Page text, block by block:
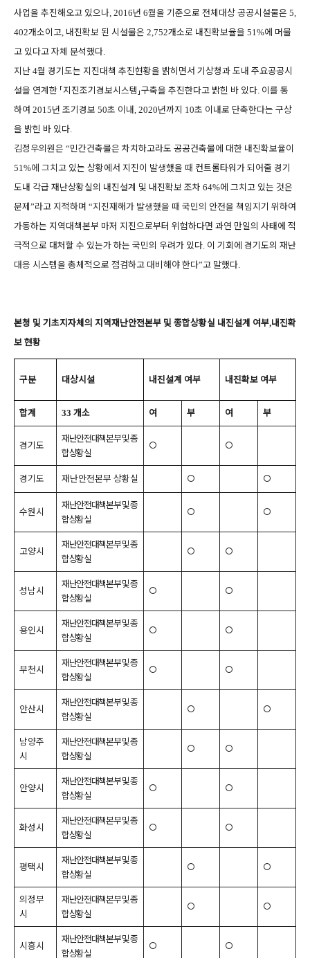
사업을 추진해오고 있으나, 2016년 6월을 기준으로 전체대상 공공시설물은 5,
402개소이고, 내진확보 된 시설물은 2,752개소로 내진확보율을 51%에 머물
고 있다고 자체 분석했다.
지난 4월 경기도는 지진대책 추진현황을 밝히면서 기상청과 도내 주요공공시
설을 연계한 「지진조기경보시스템 」구축을 추진한다고 밝힌 바 있다. 이를 통
하여 2015년 조기경보 50초 이내, 2020년까지 10초 이내로 단축한다는 구상
을 밝힌 바 있다.
김정우의원은 “민간건축물은 차치하고라도 공공건축물에 대한 내진확보율이
51%에 그치고 있는 상황에서 지진이 발생했을 때 컨트롤타워가 되어줄 경기
도내 각급 재난상황실의 내진설계 및 내진확보 조차 64%에 그치고 있는 것은
문제”라고 지적하며 “지진재해가 발생했을 때 국민의 안전을 책임지기 위하여
가동하는 지역대책본부 마저 지진으로부터 위험하다면 과연 만일의 사태에 적
극적으로 대처할 수 있는가 하는 국민의 우려가 있다. 이 기회에 경기도의 재난
대응 시스템을 총체적으로 점검하고 대비해야 한다”고 말했다.
본청 및 기초지자체의 지역재난안전본부 및 종합상황실 내진설계 여부,내진확
보 현황
구분 대상시설 내진설계 여부 내진확보 여부
합계 33 개소 여 부 여 부
경기도
재난안전대책본부 및 종
합상황실
○ ○
경기도 재난안전본부 상황실 ○ ○
수원시
재난안전대책본부 및 종
합상황실
○ ○
고양시
재난안전대책본부 및 종
합상황실
○ ○
성남시
재난안전대책본부 및 종
합상황실
○ ○
용인시
재난안전대책본부 및 종
합상황실
○ ○
부천시
재난안전대책본부 및 종
합상황실
○ ○
안산시
재난안전대책본부 및 종
합상황실
○ ○
남양주
시
재난안전대책본부 및 종
합상황실
○ ○
안양시
재난안전대책본부 및 종
합상황실
○ ○
화성시
재난안전대책본부 및 종
합상황실
○ ○
평택시
재난안전대책본부 및 종
합상황실
○ ○
의정부
시
재난안전대책본부 및 종
합상황실
○ ○
시흥시
재난안전대책본부 및 종
합상황실
○ ○